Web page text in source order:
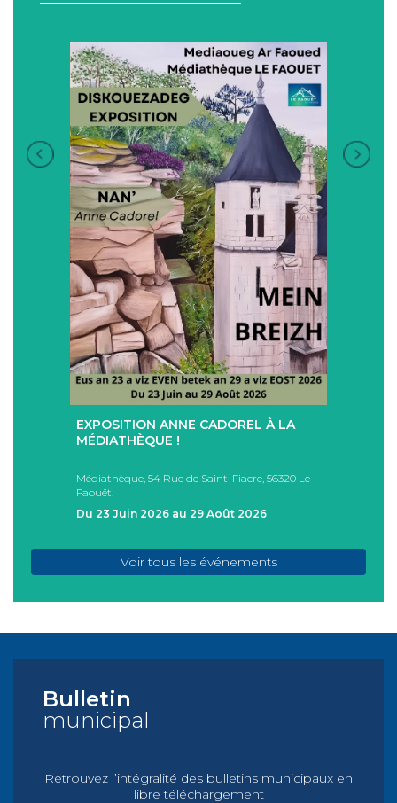
+
EXPOSITION ANNE CADOREL À LA
MÉDIATHÈQUE !
Médiathèque, 54 Rue de Saint-Fiacre, 56320 Le
Faouët.
Du 23 Juin 2026 au 29 Août 2026
Voir tous les événements
Bulletin
municipal
Retrouvez l’intégralité des bulletins municipaux en
libre téléchargement